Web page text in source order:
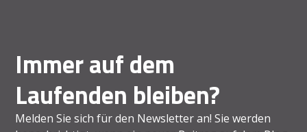
Immer auf dem
Laufenden bleiben?
Melden Sie sich für den Newsletter an! Sie werden